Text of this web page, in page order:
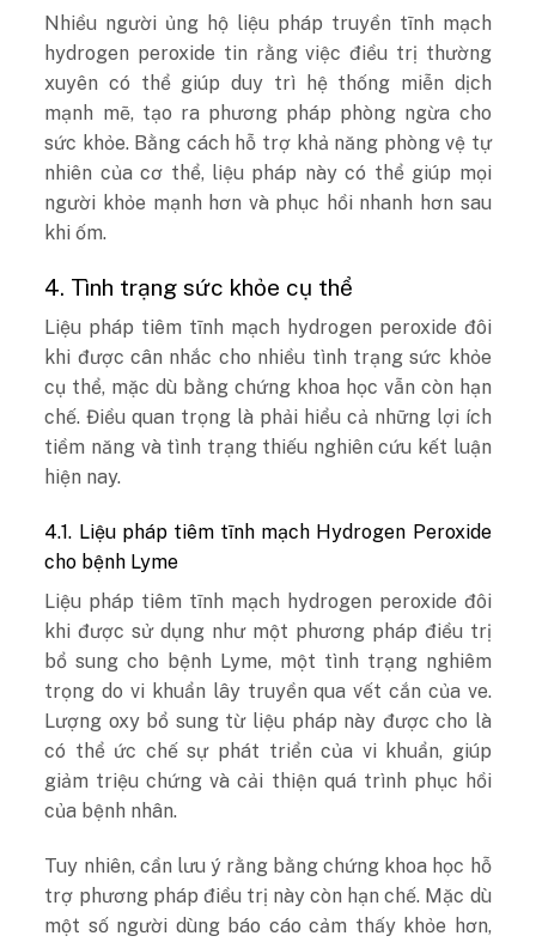
Nhiều người ủng hộ liệu pháp truyền tĩnh mạch
hydrogen peroxide tin rằng việc điều trị thường
xuyên có thể giúp duy trì hệ thống miễn dịch
mạnh mẽ, tạo ra phương pháp phòng ngừa cho
sức khỏe. Bằng cách hỗ trợ khả năng phòng vệ tự
nhiên của cơ thể, liệu pháp này có thể giúp mọi
người khỏe mạnh hơn và phục hồi nhanh hơn sau
khi ốm.
4. Tình trạng sức khỏe cụ thể
Liệu pháp tiêm tĩnh mạch hydrogen peroxide đôi
khi được cân nhắc cho nhiều tình trạng sức khỏe
cụ thể, mặc dù bằng chứng khoa học vẫn còn hạn
chế. Điều quan trọng là phải hiểu cả những lợi ích
tiềm năng và tình trạng thiếu nghiên cứu kết luận
hiện nay.
4.1. Liệu pháp tiêm tĩnh mạch Hydrogen Peroxide
cho bệnh Lyme
Liệu pháp tiêm tĩnh mạch hydrogen peroxide đôi
khi được sử dụng như một phương pháp điều trị
bổ sung cho bệnh Lyme, một tình trạng nghiêm
trọng do vi khuẩn lây truyền qua vết cắn của ve.
Lượng oxy bổ sung từ liệu pháp này được cho là
có thể ức chế sự phát triển của vi khuẩn, giúp
giảm triệu chứng và cải thiện quá trình phục hồi
của bệnh nhân.
Tuy nhiên, cần lưu ý rằng bằng chứng khoa học hỗ
trợ phương pháp điều trị này còn hạn chế. Mặc dù
một số người dùng báo cáo cảm thấy khỏe hơn,